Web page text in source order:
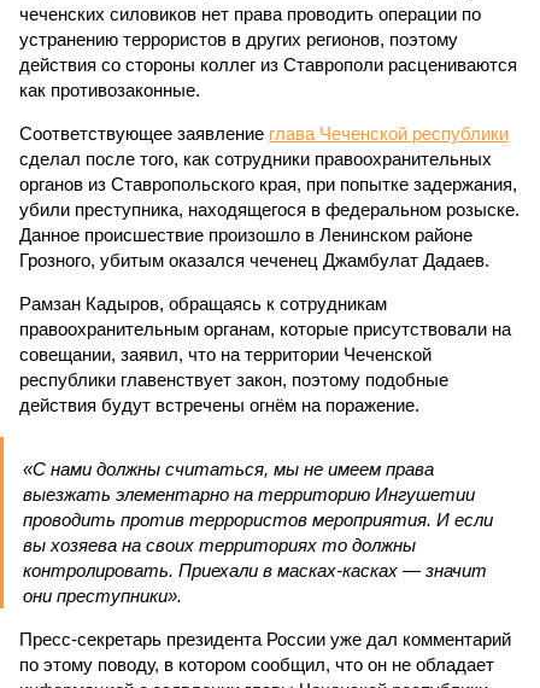
чеченских силовиков нет права проводить операции по
устранению террористов в других регионов, поэтому
действия со стороны коллег из Ставрополи расцениваются
как противозаконные.
Соответствующее заявление глава Чеченской республики
сделал после того, как сотрудники правоохранительных
органов из Ставропольского края, при попытке задержания,
убили преступника, находящегося в федеральном розыске.
Данное происшествие произошло в Ленинском районе
Грозного, убитым оказался чеченец Джамбулат Дадаев.
Рамзан Кадыров, обращаясь к сотрудникам
правоохранительным органам, которые присутствовали на
совещании, заявил, что на территории Чеченской
республики главенствует закон, поэтому подобные
действия будут встречены огнём на поражение.
«С нами должны считаться, мы не имеем права
выезжать элементарно на территорию Ингушетии
проводить против террористов мероприятия. И если
вы хозяева на своих территориях то должны
контролировать. Приехали в масках-касках — значит
они преступники».
Пресс-секретарь президента России уже дал комментарий
по этому поводу, в котором сообщил, что он не обладает